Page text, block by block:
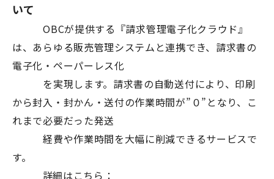
いて
OBCが提供する『請求管理電子化クラウド』
は、あらゆる販売管理システムと連携でき、請求書の
電子化・ペーパーレス化
を実現します。請求書の自動送付により、印刷
から封入・封かん・送付の作業時間が”０”となり、こ
れまで必要だった発送
経費や作業時間を大幅に削減できるサービスで
す。
詳細はこちら：